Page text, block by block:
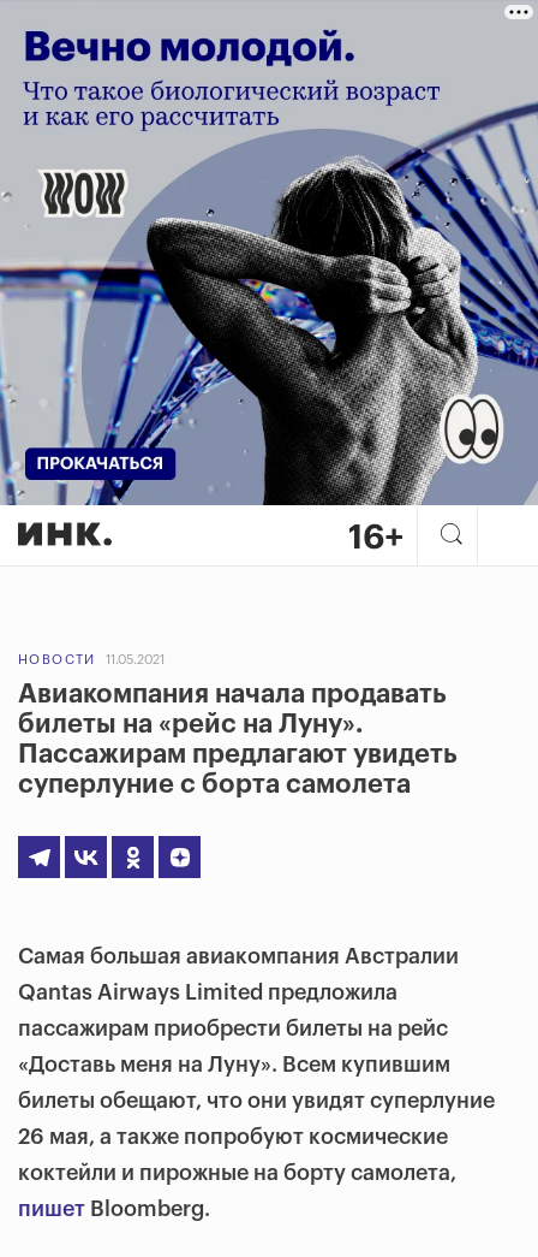
НОВОСТИ 11.05.2021
Авиакомпания начала продавать
билеты на «рейс на Луну».
Пассажирам предлагают увидеть
суперлуние с борта самолета
Самая большая авиакомпания Австралии
Qantas Airways Limited предложила
пассажирам приобрести билеты на рейс
«Доставь меня на Луну». Всем купившим
билеты обещают, что они увидят суперлуние
26 мая, а также попробуют космические
коктейли и пирожные на борту самолета,
пишет Bloomberg.